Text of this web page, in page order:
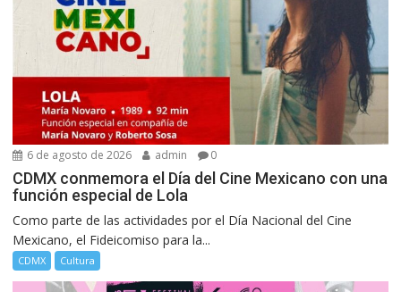
6 de agosto de 2026 admin 0
CDMX conmemora el Día del Cine Mexicano con una
función especial de Lola
Como parte de las actividades por el Día Nacional del Cine
Mexicano, el Fideicomiso para la...
CDMX Cultura